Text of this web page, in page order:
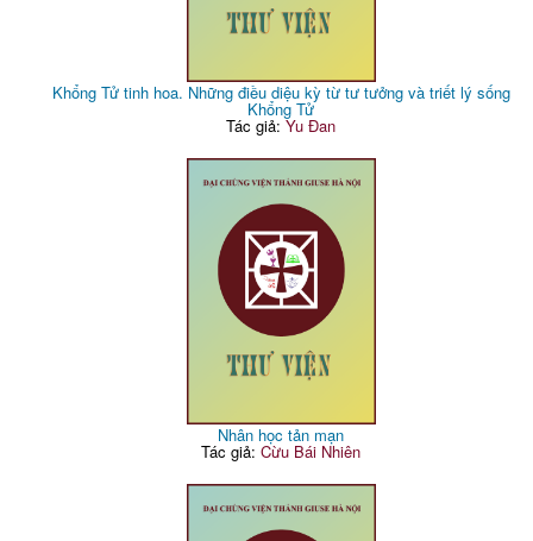
Khổng Tử tinh hoa. Những điều diệu kỳ từ tư tưởng và triết lý sống
Khổng Tử
Tác giả:Yu Đan
Nhân học tản mạn
Tác giả:Cừu Bái Nhiên